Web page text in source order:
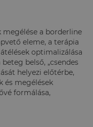
megélése a borderline
eleme, a terápia
optimalizálása
belső, „csendes
helyezi előtérbe,
és megélések
formálása,